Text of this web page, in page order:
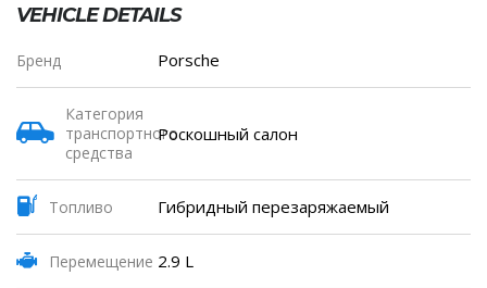
Telegram
Отправить
VEHICLE DETAILS
Бренд Porsche
Категория
транспортного
средства
Роскошный салон
Топливо Гибридный перезаряжаемый
Перемещение 2.9 L